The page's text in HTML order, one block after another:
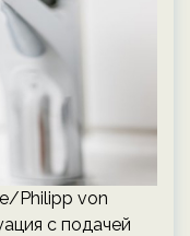
Philipp von
с подачей